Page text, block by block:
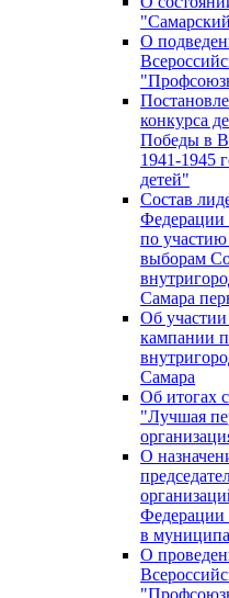
О
конкурса
Победы в
1941-1945
детей"
Состав
Федерации
по
выборам
Самара
Об
кампании
Самара
Об итогах
"Лучшая
О
Федерации
в
О